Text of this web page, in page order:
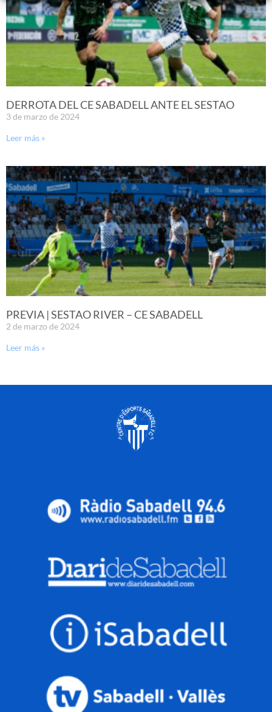
DERROTA DEL CE SABADELL ANTE EL SESTAO
3 de marzo de 2024
Leer más »
PREVIA | SESTAO RIVER – CE SABADELL
2 de marzo de 2024
Leer más »